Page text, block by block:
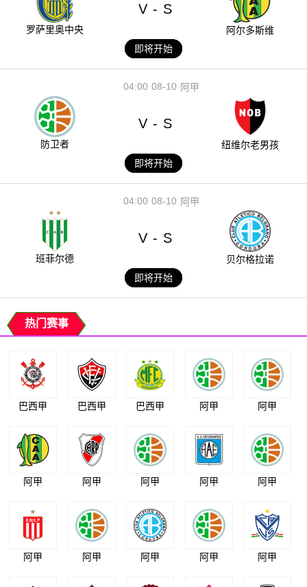
罗萨里奥中央
V - S
阿尔多斯维
即将开始
08-10
04:00 阿甲
防卫者
V - S
纽维尔老男孩
即将开始
08-10
04:00 阿甲
班菲尔德
V - S
贝尔格拉诺
即将开始
热门赛事
巴西甲 巴西甲 巴西甲 阿甲 阿甲
阿甲 阿甲 阿甲 阿甲 阿甲
阿甲 阿甲 阿甲 阿甲 阿甲